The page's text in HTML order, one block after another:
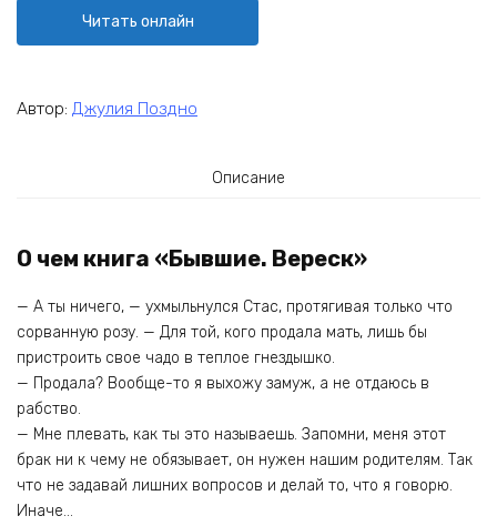
Читать онлайн
Автор: Джулия Поздно
Описание
О чем книга «Бывшие. Вереск»
— А ты ничего, — ухмыльнулся Стас, протягивая только что
сорванную розу. — Для той, кого продала мать, лишь бы
пристроить свое чадо в теплое гнездышко.
— Продала? Вообще-то я выхожу замуж, а не отдаюсь в
рабство.
— Мне плевать, как ты это называешь. Запомни, меня этот
брак ни к чему не обязывает, он нужен нашим родителям. Так
что не задавай лишних вопросов и делай то, что я говорю.
Иначе…